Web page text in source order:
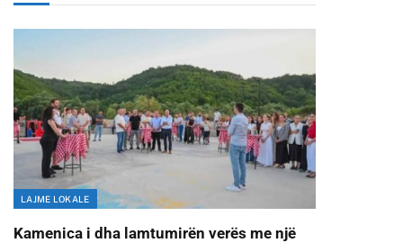
LAJME LOKALE
Kamenica i dha lamtumirën verës me një